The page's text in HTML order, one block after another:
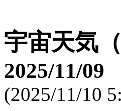
宇宙天気
2025/11/09
(2025/11/10